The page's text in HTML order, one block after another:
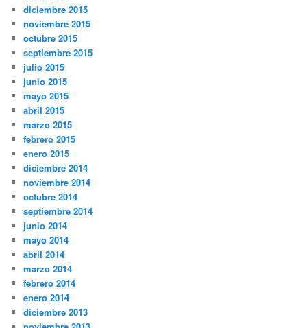
diciembre 2015
noviembre 2015
octubre 2015
septiembre 2015
julio 2015
junio 2015
mayo 2015
abril 2015
marzo 2015
febrero 2015
enero 2015
diciembre 2014
noviembre 2014
octubre 2014
septiembre 2014
junio 2014
mayo 2014
abril 2014
marzo 2014
febrero 2014
enero 2014
diciembre 2013